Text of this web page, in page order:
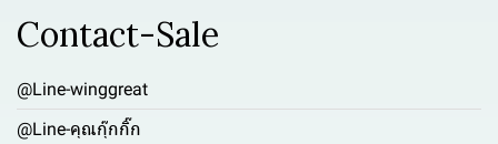
Contact-Sale
@Line-winggreat
@Line-คุณกุ๊กกิ๊ก